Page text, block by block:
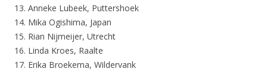
13. Anneke Lubeek, Puttershoek
14. Mika Ogishima, Japan
15. Rian Nijmeijer, Utrecht
16. Linda Kroes, Raalte
17. Erika Broekema, Wildervank